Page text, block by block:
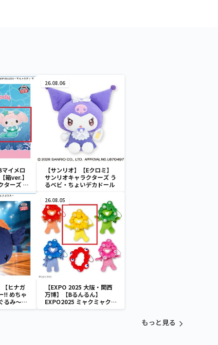
イメロ
箱ver.】
ターズ お
～マ
イドver.
26.08.06
【サンリオ】【Eクロミ】
サンリオキャラクターズ う
るベビ・ちょいデカドール
ヒナガ
!! めちゃ
るみ～ヒ
26.08.05
【EXPO 2025 大阪・関西
万博】【Bるんるん】
EXPO2025 ミャクミャク
カラフルゴム紐付きぬいぐ
もっと見る